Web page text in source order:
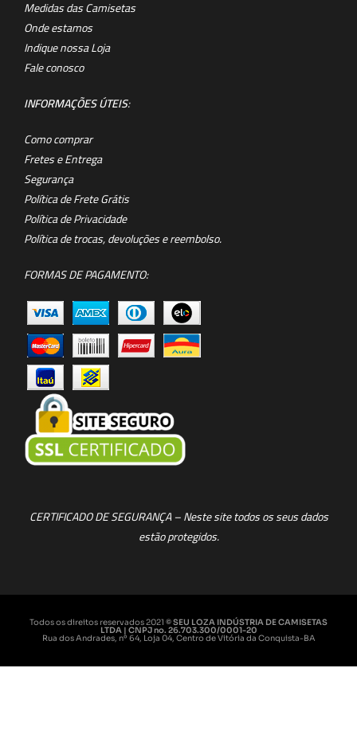
Medidas das Camisetas
Onde estamos
Indique nossa Loja
Fale conosco
INFORMAÇÕES ÚTEIS:
Como comprar
Fretes e Entrega
Segurança
Política de Frete Grátis
Política de Privacidade
Política de trocas, devoluções e reembolso.
FORMAS DE PAGAMENTO:
CERTIFICADO DE SEGURANÇA – Neste site todos os seus dados
estão protegidos.
Todos os direitos reservados 2021 © SEU LOZA INDÚSTRIA DE CAMISETAS
LTDA | CNPJ no. 26.703.300/0001-20
Rua dos Andrades, nº 64, Loja 04, Centro de Vitória da Conquista-BA